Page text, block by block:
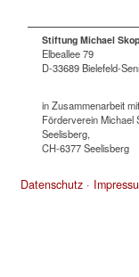
Stiftung Michael
Elbeallee 79
D-33689 Bielefeld-
in Zusammenarbeit
Förderverein Michael
Seelisberg,
CH-6377 Seelisberg
Datenschutz·